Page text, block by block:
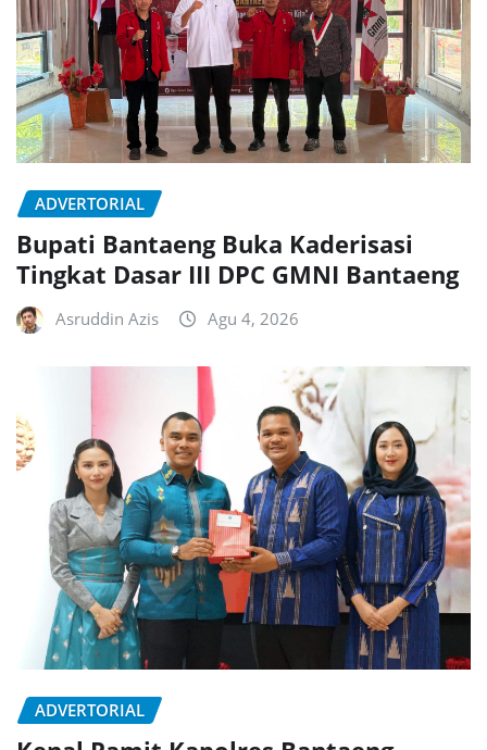
ADVERTORIAL
Bupati Bantaeng Buka Kaderisasi
Tingkat Dasar III DPC GMNI Bantaeng
Asruddin Azis Agu 4, 2026
ADVERTORIAL